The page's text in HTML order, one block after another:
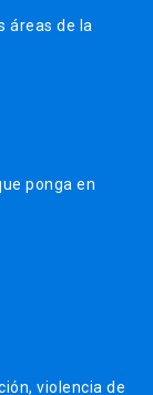
áreas de la
ponga en
violencia de